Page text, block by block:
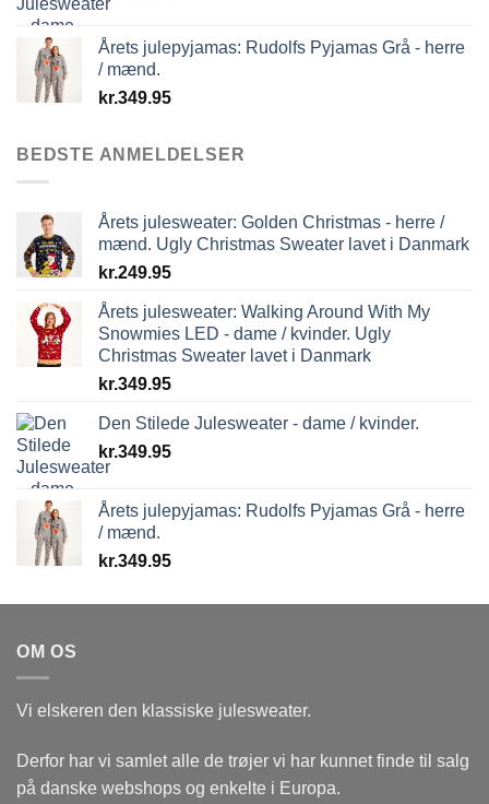
Årets julepyjamas: Rudolfs Pyjamas Grå - herre
/ mænd.
kr.349.95
BEDSTE ANMELDELSER
Årets julesweater: Golden Christmas - herre /
mænd. Ugly Christmas Sweater lavet i Danmark
kr.249.95
Årets julesweater: Walking Around With My
Snowmies LED - dame / kvinder. Ugly
Christmas Sweater lavet i Danmark
kr.349.95
Den Stilede Julesweater - dame / kvinder.
kr.349.95
Årets julepyjamas: Rudolfs Pyjamas Grå - herre
/ mænd.
kr.349.95
OM OS
Vi elskeren den klassiske julesweater.
Derfor har vi samlet alle de trøjer vi har kunnet finde til salg
på danske webshops og enkelte i Europa.